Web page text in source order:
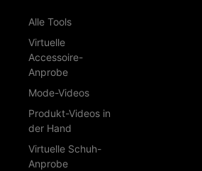
Alle Tools
Virtuelle
Accessoire-
Anprobe
Mode-Videos
Produkt-Videos in
der Hand
Virtuelle Schuh-
Anprobe